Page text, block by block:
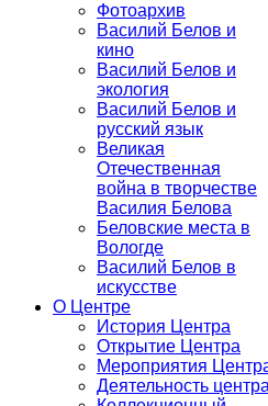
Фотоархив
Василий Белов и
кино
Василий Белов и
экология
Василий Белов и
русский язык
Великая
Отечественная
война в творчестве
Василия Белова
Беловские места в
Вологде
Василий Белов в
искусстве
О Центре
История Центра
Открытие Центра
Мероприятия
Деятельность центра